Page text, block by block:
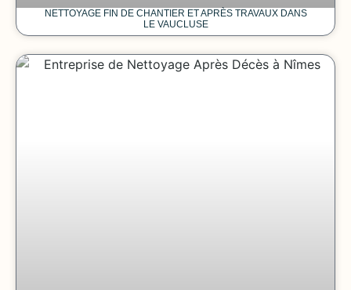
NETTOYAGE FIN DE CHANTIER ET APRÈS TRAVAUX DANS
LE VAUCLUSE